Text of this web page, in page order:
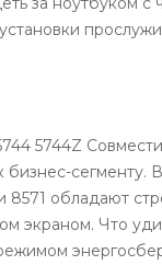
5744Z
бизнес-сегменту.
8571 обладают
экраном. Что